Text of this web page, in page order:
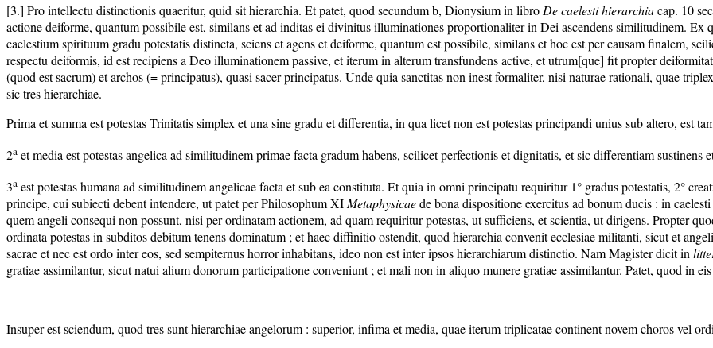
[3.] Pro intellectu distinctionis quaeritur, quid sit hierarchia. Et patet, quod secundum b, Dionysium in libro De caelesti hierarchiacap. 10
actione deiforme, quantum possibile est, similans et ad inditas ei divinitus illuminationes proportionaliter in Dei ascendens similitudinem.
caelestium spirituum gradu potestatis distincta, sciens et agens et deiforme, quantum est possibile, similans et hoc est per causam finalem,
respectu deiformis, id est recipiens a Deo illuminationem passive, et iterum in alterum transfundens active, et utrum[que] fit propter
(quod est sacrum) et archos (= principatus), quasi sacer principatus. Unde quia sanctitas non inest formaliter, nisi naturae rationali, quae
sic tres hierarchiae.
Prima et summa est potestas Trinitatis simplex et una sine gradu et differentia, in qua licet non est potestas principandi unius sub altero, est
2a et media est potestas angelica ad similitudinem primae facta gradum habens, scilicet perfectionis et dignitatis, et sic differentiam sustinens
3a est potestas humana ad similitudinem angelicae facta et sub ea constituta. Et quia in omni principatu requiritur 1° gradus potestatis, 2°
principe, cui subiecti debent intendere, ut patet per Philosophum XIMetaphysicaede bona dispositione exercitus ad bonum ducis : in
quem angeli consequi non possunt, nisi per ordinatam actionem, ad quam requiritur potestas, ut sufficiens, et scientia, ut dirigens. Propter
ordinata potestas in subditos debitum tenens dominatum ; et haec diffinitio ostendit, quod hierarchia convenit ecclesiae militanti, sicut et
sacrae et nec est ordo inter eos, sed sempiternus horror inhabitans, ideo non est inter ipsos hierarchiarum distinctio. Nam Magister dicit in
gratiae assimilantur, sicut natui alium donorum participatione conveniunt ; et mali non in aliquo munere gratiae assimilantur. Patet, quod in
Insuper est sciendum, quod tres sunt hierarchiae angelorum : superior, infima et media, quae iterum triplicatae continent novem choros vel